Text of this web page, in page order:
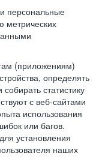
персональные
метрических
(приложениям)
определять
статистику
с веб-сайтами
использования
или багов.
установления
наших